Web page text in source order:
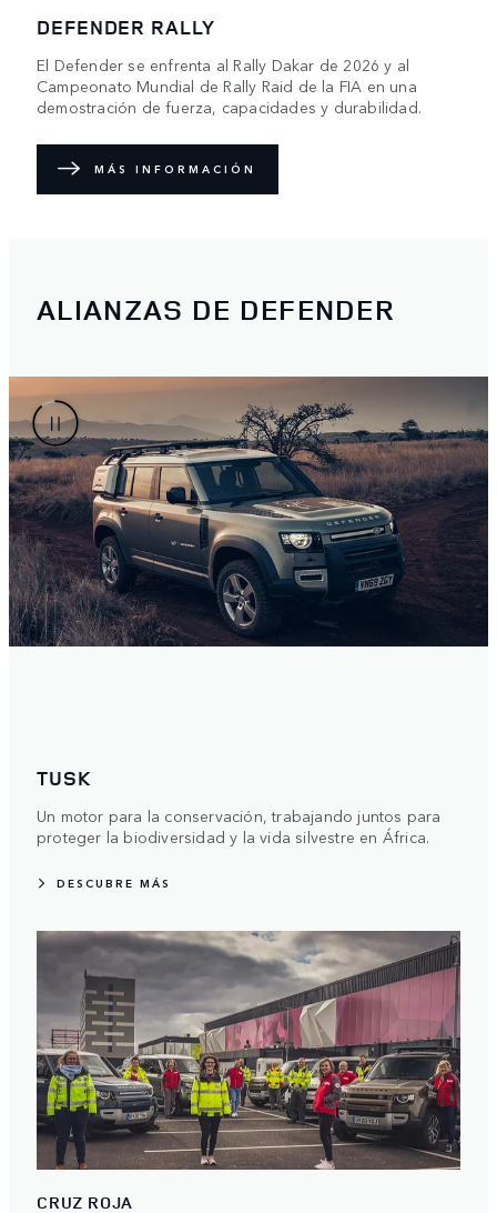
DEFENDER RALLY
El Defender se enfrenta al Rally Dakar de 2026 y al
Campeonato Mundial de Rally Raid de la FIA en una
demostración de fuerza, capacidades y durabilidad.
MÁS INFORMACIÓN
ALIANZAS DE DEFENDER
TUSK
Un motor para la conservación, trabajando juntos para
proteger la biodiversidad y la vida silvestre en África.
DESCUBRE MÁS
CRUZ ROJA